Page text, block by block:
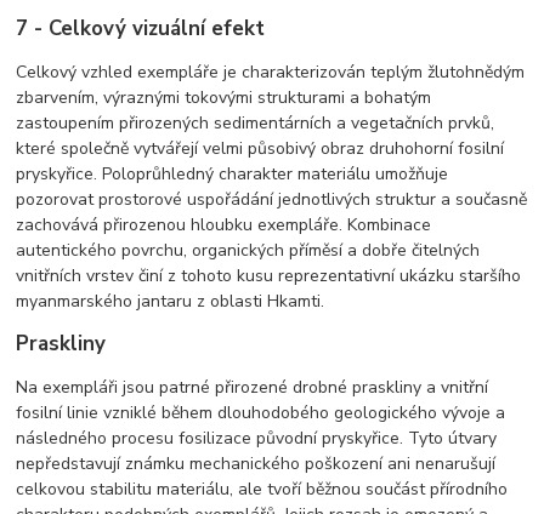
7 - Celkový vizuální efekt
Celkový vzhled exempláře je charakterizován teplým žlutohnědým
zbarvením, výraznými tokovými strukturami a bohatým
zastoupením přirozených sedimentárních a vegetačních prvků,
které společně vytvářejí velmi působivý obraz druhohorní fosilní
pryskyřice. Poloprůhledný charakter materiálu umožňuje
pozorovat prostorové uspořádání jednotlivých struktur a současně
zachovává přirozenou hloubku exempláře. Kombinace
autentického povrchu, organických příměsí a dobře čitelných
vnitřních vrstev činí z tohoto kusu reprezentativní ukázku staršího
myanmarského jantaru z oblasti Hkamti.
Praskliny
Na exempláři jsou patrné přirozené drobné praskliny a vnitřní
fosilní linie vzniklé během dlouhodobého geologického vývoje a
následného procesu fosilizace původní pryskyřice. Tyto útvary
nepředstavují známku mechanického poškození ani nenarušují
celkovou stabilitu materiálu, ale tvoří běžnou součást přírodního